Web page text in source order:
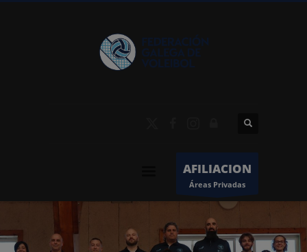
AFILIACION
Áreas Privadas